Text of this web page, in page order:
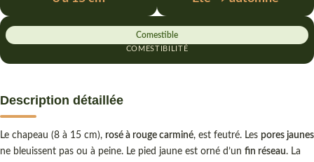
COMESTIBILITÉ
Comestible
Description détaillée
Le chapeau (8 à 15 cm), rosé à rouge carminé, est feutré. Les pores jaunes
ne bleuissent pas ou à peine. Le pied jaune est orné d’un fin réseau. La